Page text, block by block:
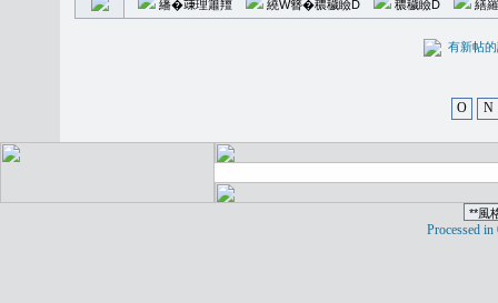
繙�𥪕理簫羶 繞W簪�穠穢瞼D 穠穢瞼D 繕
有新
O N
Processed